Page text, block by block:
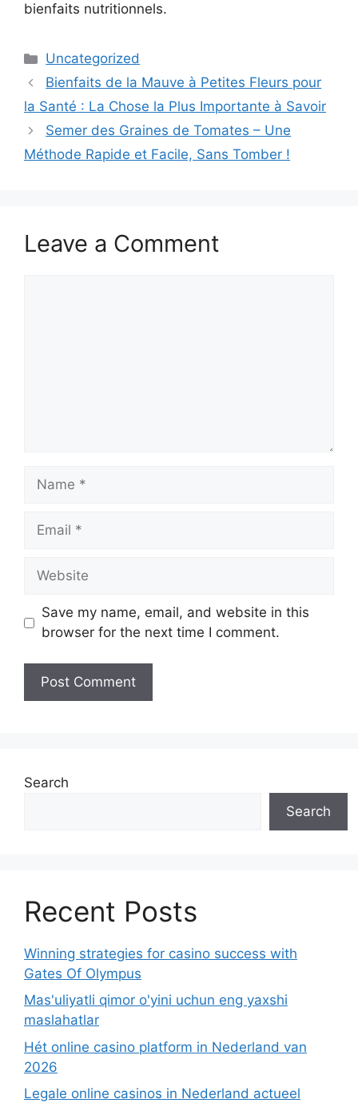
bienfaits nutritionnels.
Categories
Uncategorized
Bienfaits de la Mauve à Petites Fleurs pour
la Santé : La Chose la Plus Importante à Savoir
Semer des Graines de Tomates – Une
Méthode Rapide et Facile, Sans Tomber !
Leave a Comment
Name
Email
Website
Save my name, email, and website in this
browser for the next time I comment.
Search
Search
Recent Posts
Winning strategies for casino success with
Gates Of Olympus
Mas'uliyatli qimor o'yini uchun eng yaxshi
maslahatlar
Hét online casino platform in Nederland van
2026
Legale online casinos in Nederland actueel